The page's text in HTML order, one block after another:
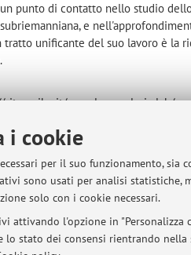
i cookie
per il suo funzionamento,
sono usati per analisi
solo con i cookie necessari.
attivando l'opzione in
lo stato dei consensi rientrando
punto di contatto nello studio
e
tratto unificante del suo lavoro è la
complex-analysis-lab/en
mathscinet/search/
- Università di Bologna - Via